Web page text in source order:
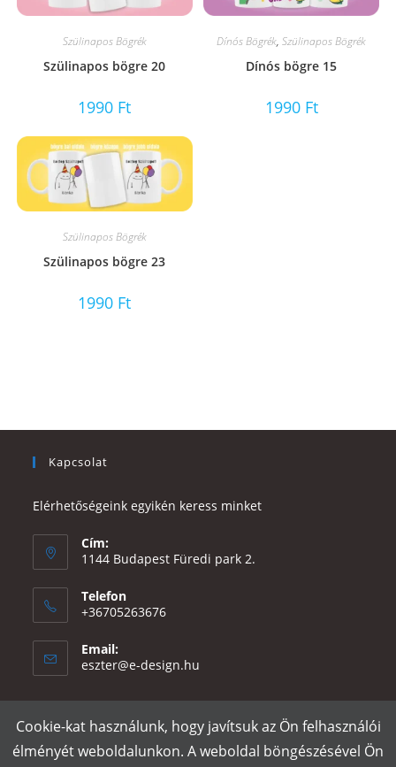
Szülinapos Bögrék
Szülinapos bögre 20
1990 Ft
Dínós Bögrék,Szülinapos Bögrék
Dínós bögre 15
1990 Ft
Szülinapos Bögrék
Szülinapos bögre 23
1990 Ft
Kapcsolat
Elérhetőségeink egyikén keress minket
Cím:
1144 Budapest Füredi park 2.
Telefon
+36705263676
Email:
eszter@e-design.hu
Rólunk Szállítás és fizetés Adatvédelmi tájékoztató
ÁSZF
Cookie-kat használunk, hogy javítsuk az Ön felhasználói
élményét weboldalunkon. A weboldal böngészésével Ön